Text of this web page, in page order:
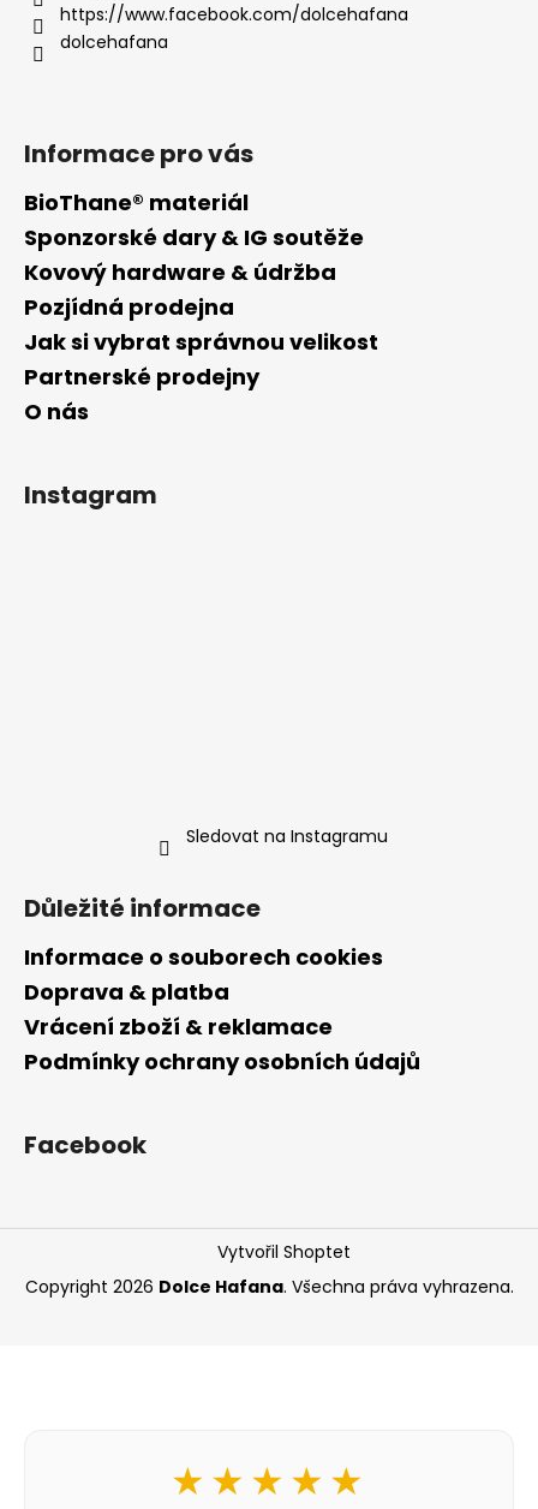
https://www.facebook.com/dolcehafana
dolcehafana
Informace pro vás
BioThane® materiál
Sponzorské dary & IG soutěže
Kovový hardware & údržba
Pozjídná prodejna
Jak si vybrat správnou velikost
Partnerské prodejny
O nás
Instagram
Sledovat na Instagramu
Důležité informace
Informace o souborech cookies
Doprava & platba
Vrácení zboží & reklamace
Podmínky ochrany osobních údajů
Facebook
Vytvořil Shoptet
Copyright 2026 Dolce Hafana. Všechna práva vyhrazena.
★★★★★